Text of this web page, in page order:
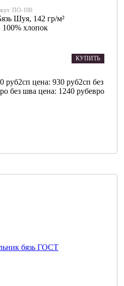
ПО-100
Шуя, 142 гр/м²
100% хлопок
КУПИТЬ
руб2сп цена: 930 руб2сп без
без шва цена: 1240 рубевро